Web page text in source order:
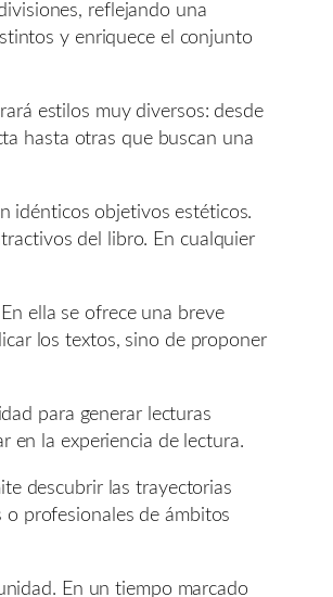
reflejando una
y enriquece el conjunto
estilos muy diversos: desde
hasta otras que buscan una
idénticos objetivos estéticos.
del libro. En cualquier
ella se ofrece una breve
los textos, sino de proponer
para generar lecturas
en la experiencia de lectura.
descubrir las trayectorias
o profesionales de ámbitos
En un tiempo marcado